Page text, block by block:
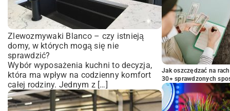
Zlewozmywaki Blanco – czy istnieją
domy, w których mogą się nie
sprawdzić?
Wybór wyposażenia kuchni to decyzja,
która ma wpływ na codzienny komfort
całej rodziny. Jednym z […]
Jak oszczędzać na
30+ sprawdzonych